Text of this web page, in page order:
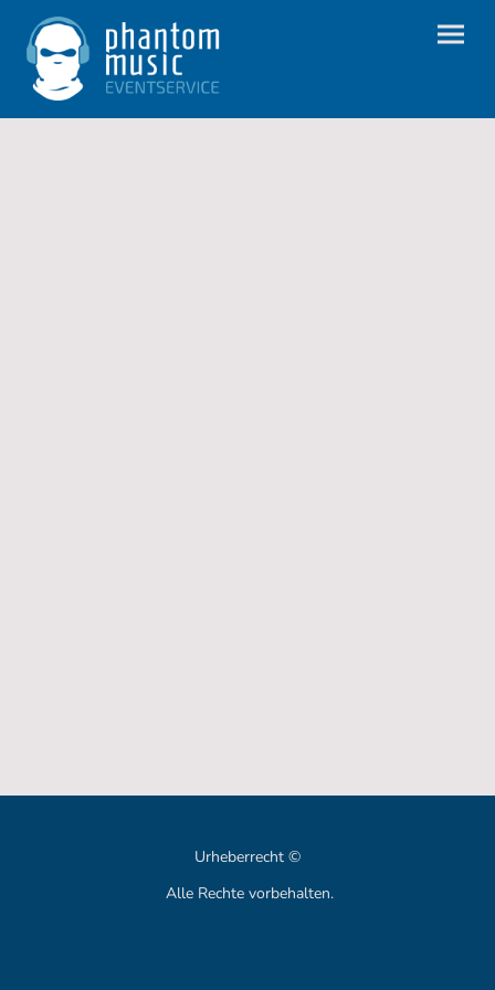
Urheberrecht ©
Alle Rechte vorbehalten.